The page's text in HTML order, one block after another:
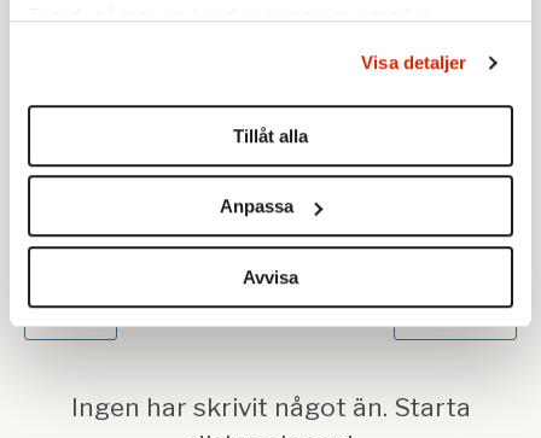
Du kan ändra eller dra tillbaka ditt samtycke när som
helst från cookie-förklaringen.
Vi använder enhetsidentifierare för att anpassa innehållet
för sociala medier och analysera vår trafik. Vi
vidarebefordrar även sådana identifierare och annan
information från din enhet till de sociala medier och
annons- och analysföretag som vi samarbetar med.
Dessa kan i sin tur kombinera informationen med annan
samlat in när du har använt deras tjänster.
Om du vill läsa mer om hur vi hanterar personuppgifter
Visa detaljer
Tillåt alla
Anpassa
Avvisa